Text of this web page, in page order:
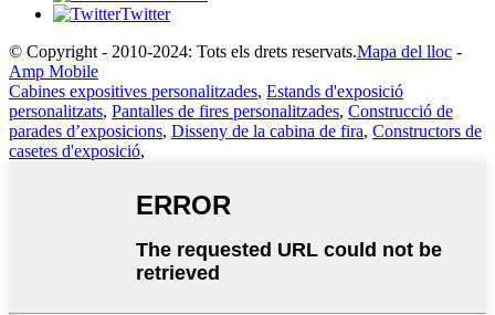
Twitter
© Copyright - 2010-2024: Tots els drets reservats.Mapa del lloc -
Amp Mobile
Cabines expositives personalitzades, Estands d'exposició
personalitzats, Pantalles de fires personalitzades, Construcció de
parades d’exposicions, Disseny de la cabina de fira, Constructors de
casetes d'exposició,